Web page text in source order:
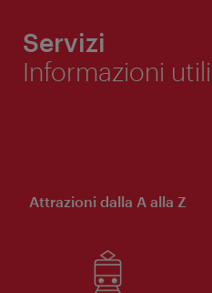
Servizi
Informazioni utili
Attrazioni dalla A alla Z